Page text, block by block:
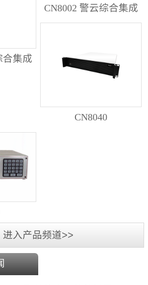
合集成
CN8002 警云综合集成
CN8040
进入产品频道>>